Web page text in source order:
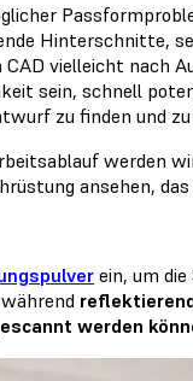
Hinterschnitte,
vielleicht nach
sein, schnell
zu finden und zu
werden
ansehen,
ein, um
werden